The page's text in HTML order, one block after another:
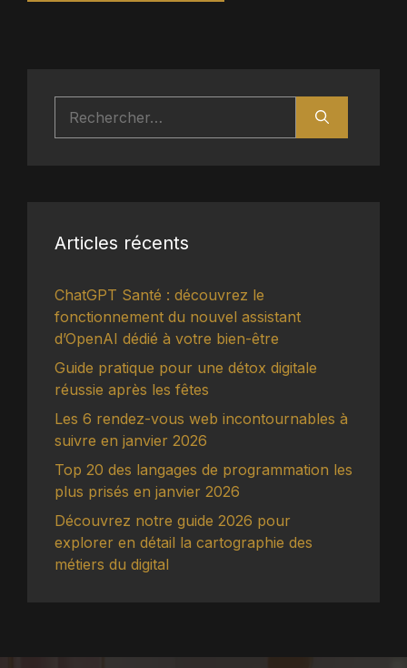
Articles récents
ChatGPT Santé : découvrez le
fonctionnement du nouvel assistant
d’OpenAI dédié à votre bien-être
Guide pratique pour une détox digitale
réussie après les fêtes
Les 6 rendez-vous web incontournables à
suivre en janvier 2026
Top 20 des langages de programmation les
plus prisés en janvier 2026
Découvrez notre guide 2026 pour
explorer en détail la cartographie des
métiers du digital